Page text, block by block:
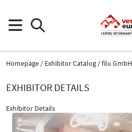
Homepage Exhibitor Catalog
filu GmbH
EXHIBITOR DETAILS
Exhibitor Details